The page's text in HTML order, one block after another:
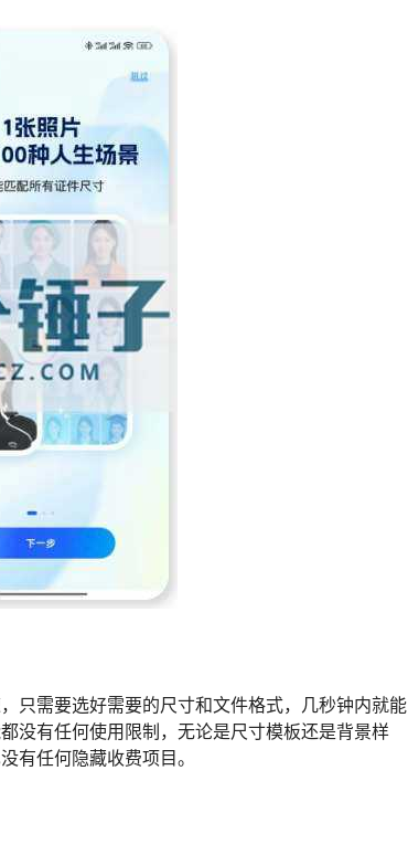
只需要选好需要的尺寸和文件格式，几秒钟内就能
没有任何使用限制，无论是尺寸模板还是背景样
有任何隐藏收费项目。